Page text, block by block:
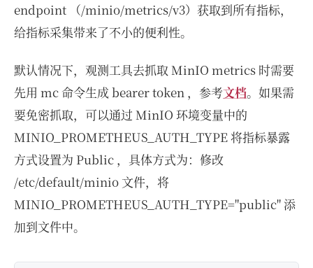
endpoint （/minio/metrics/v3）获取到所有指标，
给指标采集带来了不小的便利性。
默认情况下，观测工具去抓取 MinIO metrics 时需要
先用 mc 命令生成 bearer token ，参考文档。如果需
要免密抓取，可以通过 MinIO 环境变量中的
MINIO_PROMETHEUS_AUTH_TYPE 将指标暴露
方式设置为 Public ，具体方式为：修改
/etc/default/minio 文件，将
MINIO_PROMETHEUS_AUTH_TYPE="public" 添
加到文件中。